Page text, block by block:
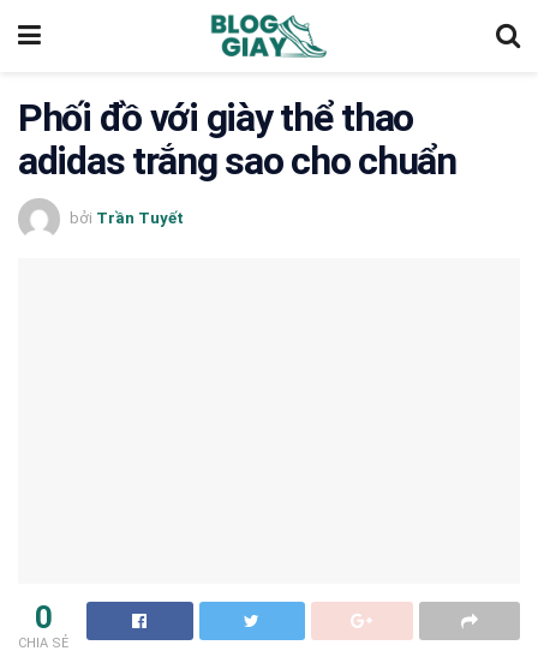
Phối đồ với giày thể thao
adidas trắng sao cho chuẩn
bởi Trần Tuyết
0
CHIA SẺ